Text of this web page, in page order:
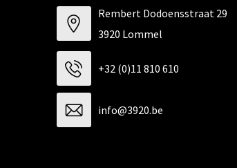
Rembert Dodoensstraat 29
3920 Lommel
+32 (0)11 810 610
info@3920.be